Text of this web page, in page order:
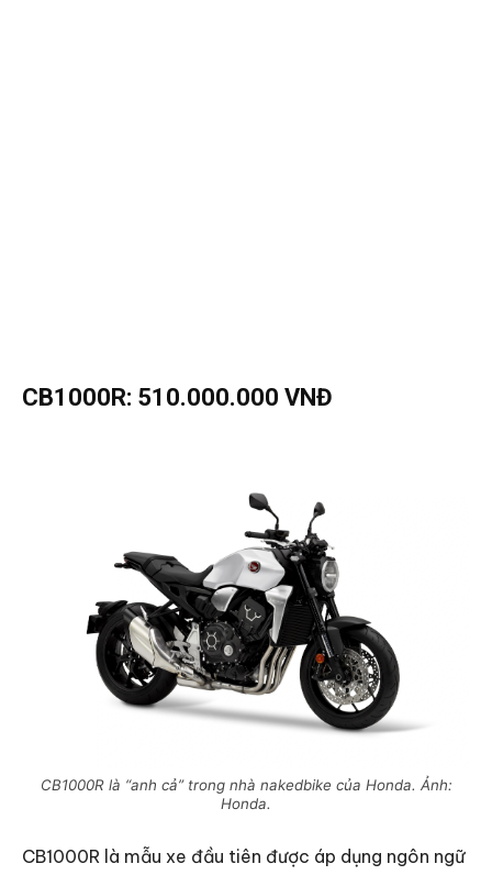
CB1000R: 510.000.000 VNĐ
CB1000R là “anh cả” trong nhà nakedbike của Honda. Ảnh:
Honda.
CB1000R là mẫu xe đầu tiên được áp dụng ngôn ngữ